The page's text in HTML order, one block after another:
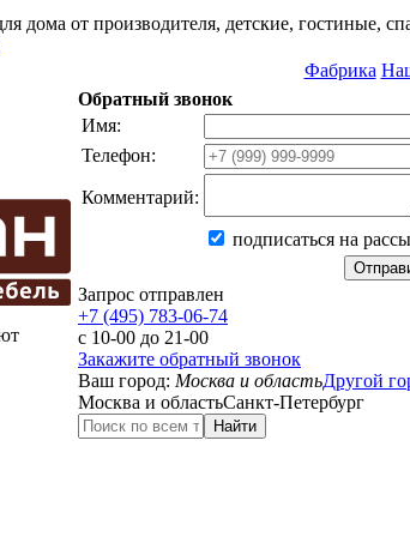
дома от производителя, детские, гостиные,
Фабрика
Обратный звонок
Имя:
Телефон:
Комментарий:
подписаться на
Запрос отправлен
+7 (495) 783-06-74
с 10-00 до 21-00
Закажите обратный звонок
Ваш город: Москва и областьДругой
Москва и областьСанкт-Петербург
Найти